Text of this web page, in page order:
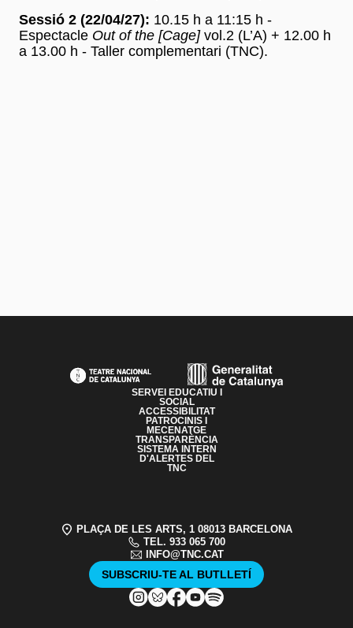
Sessió 2 (22/04/27): 10.15 h a 11:15 h -
Espectacle Out of the [Cage] vol.2 (L’A) + 12.00 h
a 13.00 h - Taller complementari (TNC).
SERVEI EDUCATIU I
SOCIAL
ACCESSIBILITAT
PATROCINIS I
MECENATGE
TRANSPARÈNCIA
SISTEMA INTERN
D'ALERTES DEL
TNC
PLAÇA DE LES ARTS, 1 08013 BARCELONA
TEL. 933 065 700
INFO@TNC.CAT
SUBSCRIU-TE AL BUTLLETÍ